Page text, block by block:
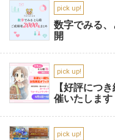
pick up!
数字でみる
開
pick up!
【好評につ
催いたします
pick up!